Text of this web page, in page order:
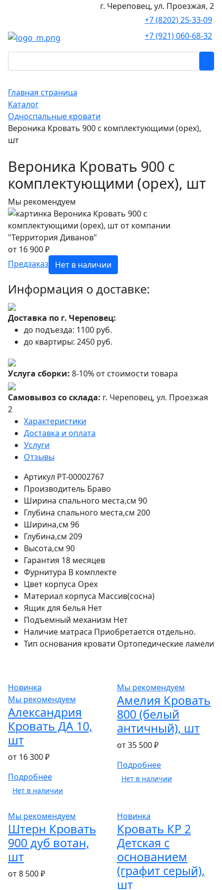
г. Череповец, ул. Проезжая, 2
+7 (8202) 25-33-09
+7 (921) 060-68-32
Главная страница
Каталог
Односпальные кровати
Вероника Кровать 900 с комплектующими (орех),
шт
Вероника Кровать 900 с
комплектующими (орех), шт
Мы рекомендуем
от 16 900 ₽
Предзаказ
Нет в наличии
Информация о доставке:
Доставка по г. Череповец:
до подъезда: 1100 руб.
до квартиры: 2450 руб.
Услуга сборки: 8-10% от стоимости товара
Самовывоз со склада: г. Череповец, ул. Проезжая
2
Характеристики
Доставка и оплата
Услуги
Отзывы
Артикул РТ-00002767
Производитель Браво
Ширина спального места,см 90
Глубина спального места,см 200
Ширина,см 96
Глубина,см 209
Высота,см 90
Гарантия 18 месяцев
Фурнитура В комплекте
Цвет корпуса Орех
Материал корпуса Массив(сосна)
Ящик для белья Нет
Подъемный механизм Нет
Наличие матраса Приобретается отдельно.
Тип основания кровати Ортопедические ламели
Новинка
Мы рекомендуем
Александрия
Кровать ДА 10,
шт
от 16 300 ₽
Подробнее
Нет в наличии
Мы рекомендуем
Амелия Кровать
800 (белый
античный), шт
от 35 500 ₽
Подробнее
Нет в наличии
Мы рекомендуем
Штерн Кровать
900 дуб вотан,
шт
от 8 500 ₽
Новинка
Кровать КР 2
Детская с
основанием
(графит серый),
шт